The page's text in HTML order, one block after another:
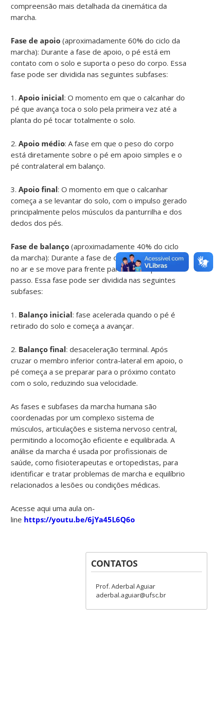
compreensão mais detalhada da cinemática da
marcha.
Fase de apoio (aproximadamente 60% do ciclo da
marcha): Durante a fase de apoio, o pé está em
contato com o solo e suporta o peso do corpo. Essa
fase pode ser dividida nas seguintes subfases:
1.Apoio inicial: O momento em que o calcanhar do
pé que avança toca o solo pela primeira vez até a
planta do pé tocar totalmente o solo.
2.Apoio médio: A fase em que o peso do corpo
está diretamente sobre o pé em apoio simples e o
pé contralateral em balanço.
3.Apoio final: O momento em que o calcanhar
começa a se levantar do solo, com o impulso gerado
principalmente pelos músculos da panturrilha e dos
dedos dos pés.
Fase de balanço (aproximadamente 40% do ciclo
da marcha): Durante a fase de oscilação, o pé está
no ar e se move para frente para iniciar o próximo
passo. Essa fase pode ser dividida nas seguintes
subfases:
1. Balanço inicial: fase acelerada quando o pé é
retirado do solo e começa a avançar.
2. Balanço final: desaceleração terminal. Após
cruzar o membro inferior contra-lateral em apoio, o
pé começa a se preparar para o próximo contato
com o solo, reduzindo sua velocidade.
As fases e subfases da marcha humana são
coordenadas por um complexo sistema de
músculos, articulações e sistema nervoso central,
permitindo a locomoção eficiente e equilibrada. A
análise da marcha é usada por profissionais de
saúde, como fisioterapeutas e ortopedistas, para
identificar e tratar problemas de marcha e equilíbrio
relacionados a lesões ou condições médicas.
Acesse aqui uma aula on-
line https://youtu.be/6jYa45L6Q6o
CONTATOS
Prof. Aderbal Aguiar
aderbal.aguiar@ufsc.br